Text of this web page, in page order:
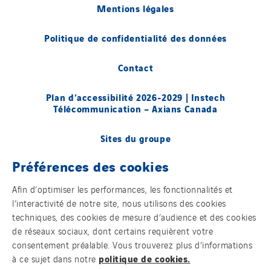
Mentions légales
Politique de confidentialité des données
Contact
Plan d’accessibilité 2026-2029 | Instech
Télécommunication – Axians Canada
Sites du groupe
© Copyright VINCI Energies
Préférences des cookies
Afin d’optimiser les performances, les fonctionnalités et
l’interactivité de notre site, nous utilisons des cookies
techniques, des cookies de mesure d’audience et des cookies
de réseaux sociaux, dont certains requièrent votre
consentement préalable. Vous trouverez plus d’informations
à ce sujet dans notre politique de cookies.